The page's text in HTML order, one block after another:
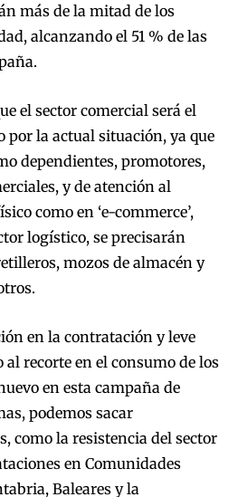
más de la mitad de los
alcanzando el 51 % de las
el sector comercial será el
por la actual situación, ya que
dependientes, promotores,
y de atención al
como en ‘e-commerce’,
logístico, se precisarán
mozos de almacén y
en la contratación y leve
al recorte en el consumo de los
en esta campaña de
podemos sacar
como la resistencia del sector
en Comunidades
Baleares y la